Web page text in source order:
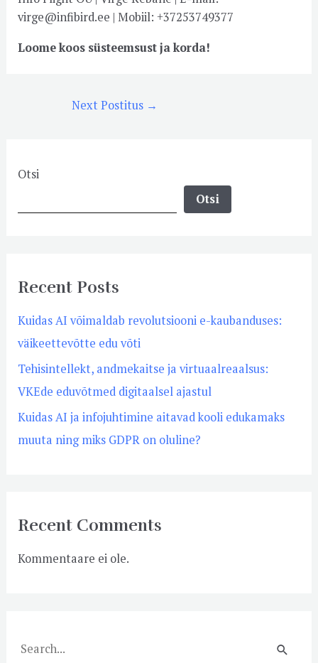
Otsi
Otsi
Recent Posts
Kuidas AI võimaldab revolutsiooni e-kaubanduses:
väikeettevõtte edu võti
Tehisintellekt, andmekaitse ja virtuaalreaalsus:
VKEde eduvõtmed digitaalsel ajastul
Kuidas AI ja infojuhtimine aitavad kooli edukamaks
muuta ning miks GDPR on oluline?
Recent Comments
Kommentaare ei ole.
S
virge@infibird.ee | Mobiil: +37253749377
Loome koos süsteemsust ja korda!
Next Postitus →